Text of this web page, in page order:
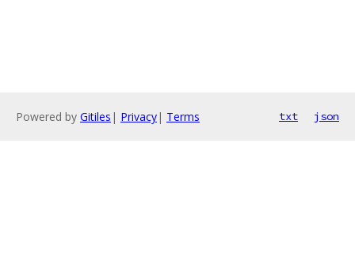
Powered by Gitiles | Privacy| Terms txt json